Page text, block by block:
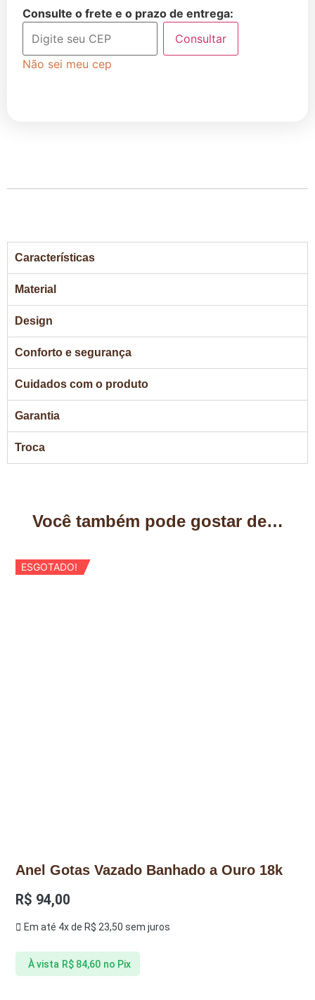
Consulte o frete e o prazo de entrega:
Consultar
Não sei meu cep
Características
Material
Design
Conforto e segurança
Cuidados com o produto
Garantia
Troca
Você também pode gostar de…
ESGOTADO!
Anel Gotas Vazado Banhado a Ouro 18k
R$ 94,00
Em até 4x de R$ 23,50 sem juros
À vista R$84,60 no Pix